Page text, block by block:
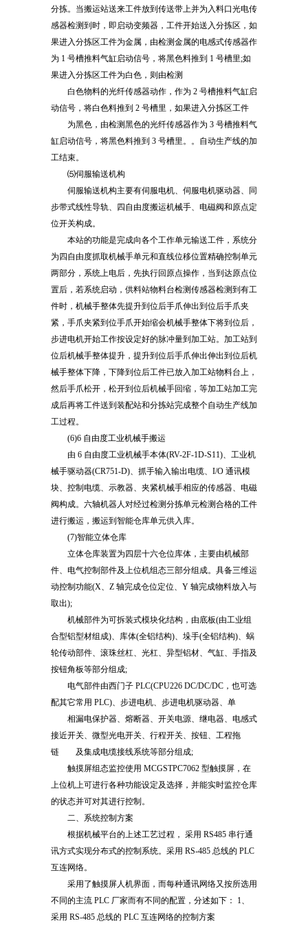
分拣。当搬运站送来工件放到传送带上并为入料口光电传
感器检测到时，即启动变频器，工件开始送入分拣区，如
果进入分拣区工件为金属，由检测金属的电感式传感器作
为 1 号槽推料气缸启动信号，将黑色料推到 1 号槽里;如
果进入分拣区工件为白色，则由检测
白色物料的光纤传感器动作，作为 2 号槽推料气缸启
动信号，将白色料推到 2 号槽里，如果进入分拣区工件
为黑色，由检测黑色的光纤传感器作为 3 号槽推料气
缸启动信号，将黑色料推到 3 号槽里。。自动生产线的加
工结束。
⑸伺服输送机构
伺服输送机构主要有伺服电机、伺服电机驱动器、同
步带式线性导轨、四自由度搬运机械手、电磁阀和原点定
位开关构成。
本站的功能是完成向各个工作单元输送工件，系统分
为四自由度抓取机械手单元和直线位移位置精确控制单元
两部分，系统上电后，先执行回原点操作，当到达原点位
置后，若系统启动，供料站物料台检测传感器检测到有工
件时，机械手整体先提升到位后手爪伸出到位后手爪夹
紧，手爪夹紧到位手爪开始缩会机械手整体下将到位后，
步进电机开始工作按设定好的脉冲量到加工站。加工站到
位后机械手整体提升，提升到位后手爪伸出伸出到位后机
械手整体下降，下降到位后工件已放入加工站物料台上，
然后手爪松开，松开到位后机械手回缩，等加工站加工完
成后再将工件送到装配站和分拣站完成整个自动生产线加
工过程。
(6)6 自由度工业机械手搬运
由 6 自由度工业机械手本体(RV-2F-1D-S11)、工业机
械手驱动器(CR751-D)、抓手输入输出电缆、I/O 通讯模
块、控制电缆、示教器、夹紧机械手相应的传感器、电磁
阀构成。六轴机器人对经过检测分拣单元检测合格的工件
进行搬运，搬运到智能仓库单元供入库。
(7)智能立体仓库
立体仓库装置为四层十六仓位库体，主要由机械部
件、电气控制部件及上位机组态三部分组成。具备三维运
动控制功能(X、Z 轴完成仓位定位、Y 轴完成物料放入与
取出);
机械部件为可拆装式模块化结构，由底板(由工业组
合型铝型材组成)、库体(全铝结构)、垛手(全铝结构)、蜗
轮传动部件、滚珠丝杠、光杠、异型铝材、气缸、手指及
按钮角板等部分组成;
电气部件由西门子 PLC(CPU226 DC/DC/DC，也可选
配其它常用 PLC)、步进电机、步进电机驱动器、单
相漏电保护器、熔断器、开关电源、继电器、电感式
接近开关、微型光电开关、行程开关、按钮、工程拖
链 及集成电缆接线系统等部分组成;
触摸屏组态监控使用 MCGSTPC7062 型触摸屏，在
上位机上可进行各种功能设定及选择，并能实时监控仓库
的状态并可对其进行控制。
二、系统控制方案
根据机械平台的上述工艺过程， 采用 RS485 串行通
讯方式实现分布式的控制系统。采用 RS-485 总线的 PLC
互连网络。
采用了触摸屏人机界面，而每种通讯网络又按所选用
不同的主流 PLC 厂家而有不同的配置，分述如下： 1、
采用 RS-485 总线的 PLC 互连网络的控制方案